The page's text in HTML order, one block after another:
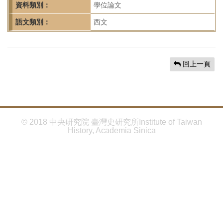
頁
資料類別： 學位論文
語文類別： 西文
回上一頁
© 2018 中央研究院 臺灣史研究所Institute of Taiwan
History, Academia Sinica